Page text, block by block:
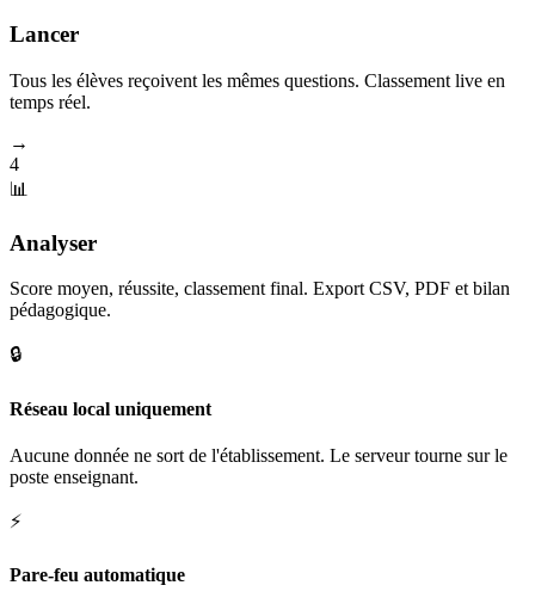
Lancer
Tous les élèves reçoivent les mêmes questions. Classement live en
temps réel.
→
4
📊
Analyser
Score moyen, réussite, classement final. Export CSV, PDF et bilan
pédagogique.
🔒
Réseau local uniquement
Aucune donnée ne sort de l'établissement. Le serveur tourne sur le
poste enseignant.
⚡
Pare-feu automatique